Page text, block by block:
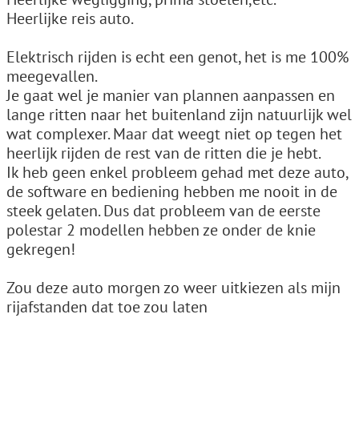
Heerlijke reis auto.
Elektrisch rijden is echt een genot, het is me 100%
meegevallen.
Je gaat wel je manier van plannen aanpassen en
lange ritten naar het buitenland zijn natuurlijk wel
wat complexer. Maar dat weegt niet op tegen het
heerlijk rijden de rest van de ritten die je hebt.
Ik heb geen enkel probleem gehad met deze auto,
de software en bediening hebben me nooit in de
steek gelaten. Dus dat probleem van de eerste
polestar 2 modellen hebben ze onder de knie
gekregen!
Zou deze auto morgen zo weer uitkiezen als mijn
rijafstanden dat toe zou laten